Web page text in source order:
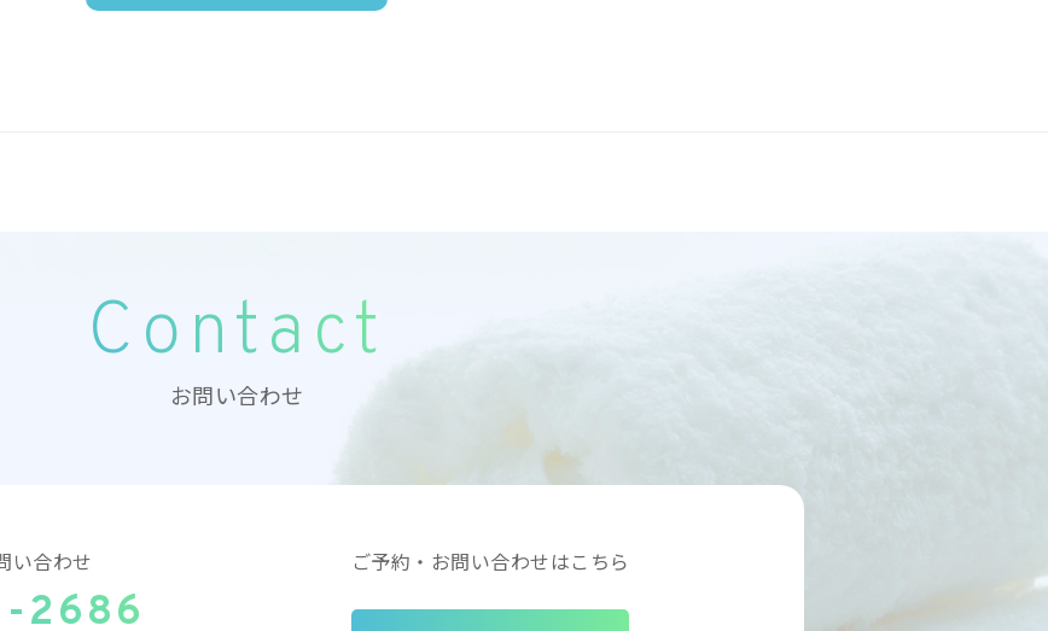
Contact
お問い合わせ
い合わせ
2686
ご予約・お問い合わせはこちら